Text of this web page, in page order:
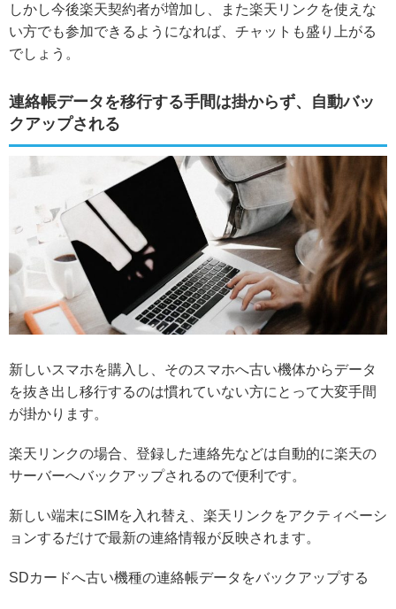
しかし今後楽天契約者が増加し、また楽天リンクを使えな
い方でも参加できるようになれば、チャットも盛り上がる
でしょう。
連絡帳データを移行する手間は掛からず、自動バッ
クアップされる
新しいスマホを購入し、そのスマホへ古い機体からデータ
を抜き出し移行するのは慣れていない方にとって大変手間
が掛かります。
楽天リンクの場合、 登録した連絡先などは自動的に楽天の
サーバーへバックアップされるので便利です。
新しい端末にSIMを入れ替え、楽天リンクをアクティベーシ
ョンするだけで最新の連絡情報が反映されます。
SDカードへ古い機種の連絡帳データをバックアップする